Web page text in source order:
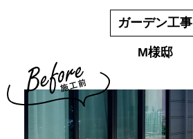
ガーデン工事
M様邸